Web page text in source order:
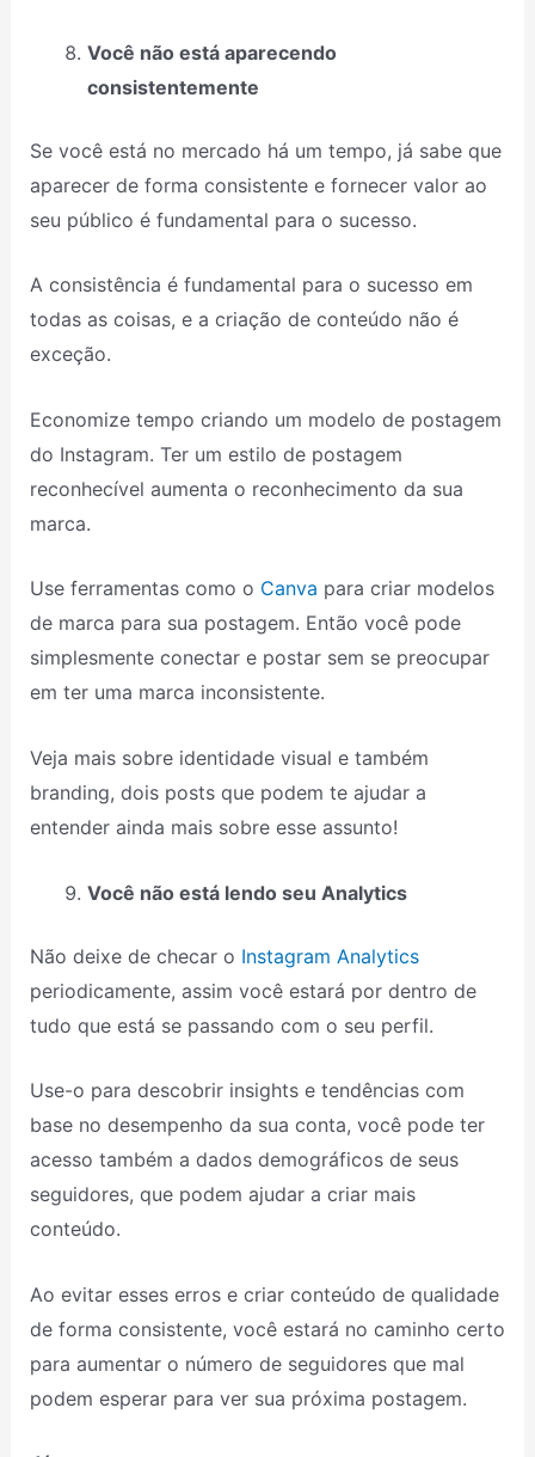
Você não está aparecendo
consistentemente
Se você está no mercado há um tempo, já sabe que
aparecer de forma consistente e fornecer valor ao
seu público é fundamental para o sucesso.
A consistência é fundamental para o sucesso em
todas as coisas, e a criação de conteúdo não é
exceção.
Economize tempo criando um modelo de postagem
do Instagram. Ter um estilo de postagem
reconhecível aumenta o reconhecimento da sua
marca.
Use ferramentas como o Canva para criar modelos
de marca para sua postagem. Então você pode
simplesmente conectar e postar sem se preocupar
em ter uma marca inconsistente.
Veja mais sobre identidade visual e também
branding, dois posts que podem te ajudar a
entender ainda mais sobre esse assunto!
Você não está lendo seu Analytics
Não deixe de checar o Instagram Analytics
periodicamente, assim você estará por dentro de
tudo que está se passando com o seu perfil.
Use-o para descobrir insights e tendências com
base no desempenho da sua conta, você pode ter
acesso também a dados demográficos de seus
seguidores, que podem ajudar a criar mais
conteúdo.
Ao evitar esses erros e criar conteúdo de qualidade
de forma consistente, você estará no caminho certo
para aumentar o número de seguidores que mal
podem esperar para ver sua próxima postagem.